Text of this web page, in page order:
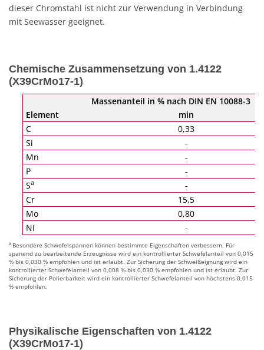
dieser Chromstahl ist nicht zur Verwendung in Verbindung
mit Seewasser geeignet.
Chemische Zusammensetzung von 1.4122
(X39CrMo17-1)
Massenanteil in % nach DIN EN 10088-3
Element
min
C
0,33
Si
-
Mn
-
P
-
Sa
-
Cr
15,5
Mo
0,80
Ni
-
a Besondere Schwefelspannen können bestimmte Eigenschaften verbessern. Für
spanend zu bearbeitende Erzeugnisse wird ein kontrollierter Schwefelanteil von 0,015
% bis 0,030 % empfohlen und ist erlaubt. Zur Sicherung der Schweißeignung wird ein
kontrollierter Schwefelanteil von 0,008 % bis 0,030 % empfohlen und ist erlaubt. Zur
Sicherung der Polierbarkeit wird ein kontrollierter Schwefelanteil von höchstens 0,015
% empfohlen.
Physikalische Eigenschaften von 1.4122
(X39CrMo17-1)